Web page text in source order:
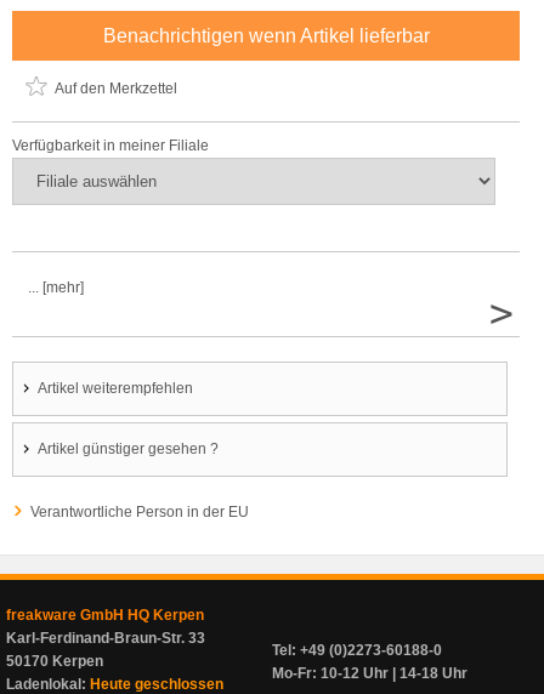
Benachrichtigen wenn Artikel lieferbar
Auf den Merkzettel
Verfügbarkeit in meiner Filiale
... [mehr]
>
Artikel weiterempfehlen
Artikel günstiger gesehen ?
Verantwortliche Person in der EU
freakware GmbH HQ Kerpen
Karl-Ferdinand-Braun-Str. 33
50170 Kerpen
Ladenlokal: Heute geschlossen
Tel: +49 (0)2273-60188-0
Mo-Fr: 10-12 Uhr | 14-18 Uhr